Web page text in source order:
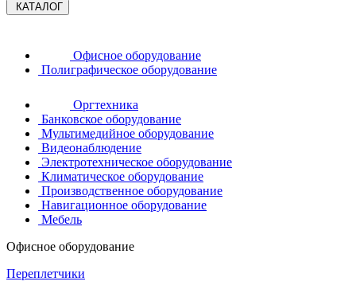
КАТАЛОГ
Офисное оборудование
Полиграфическое оборудование
Оргтехника
Банковское оборудование
Мультимедийное оборудование
Видеонаблюдение
Электротехническое оборудование
Климатическое оборудование
Производственное оборудование
Навигационное оборудование
Мебель
Офисное оборудование
Переплетчики